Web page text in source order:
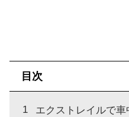
目次
エクストレイルで車